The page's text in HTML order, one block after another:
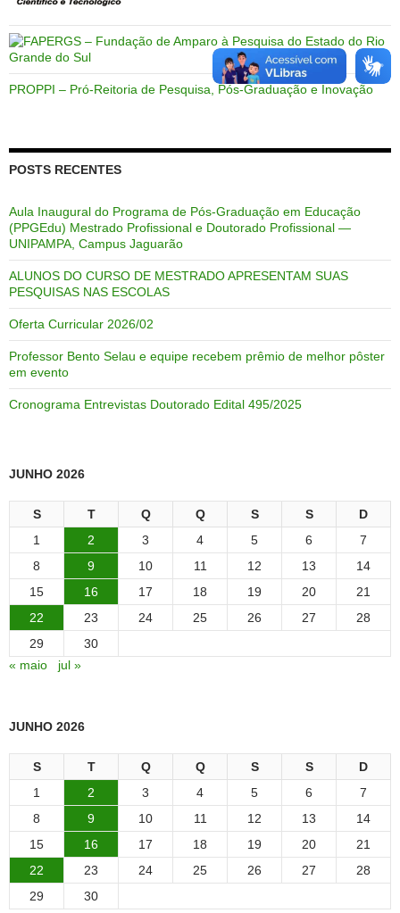
PROPPI – Pró-Reitoria de Pesquisa, Pós-Graduação e Inovação
POSTS RECENTES
Aula Inaugural do Programa de Pós-Graduação em Educação
(PPGEdu) Mestrado Profissional e Doutorado Profissional —
UNIPAMPA, Campus Jaguarão
ALUNOS DO CURSO DE MESTRADO APRESENTAM SUAS
PESQUISAS NAS ESCOLAS
Oferta Curricular 2026/02
Professor Bento Selau e equipe recebem prêmio de melhor pôster
em evento
Cronograma Entrevistas Doutorado Edital 495/2025
JUNHO 2026
S T Q Q S S
D
1
2 3 4 5 6
7
8
9 10 11 12 13
14
15
16 17 18 19 20
21
22
23 24 25 26 27
28
29
30
« maio
jul »
JUNHO 2026
S T Q Q S S
D
1
2 3 4 5 6
7
8
9 10 11 12 13
14
15
16 17 18 19 20
21
22
23 24 25 26 27
28
29
30